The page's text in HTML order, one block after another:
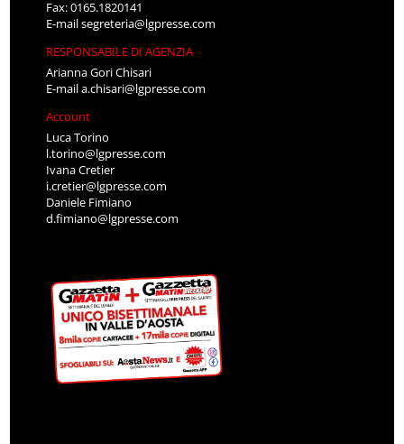
Fax: 0165.1820141
E-mailsegreteria@lgpresse.com
RESPONSABILE DI AGENZIA
Arianna Gori Chisari
E-maila.chisari@lgpresse.com
Account
Luca Torino
l.torino@lgpresse.com
Ivana Cretier
i.cretier@lgpresse.com
Daniele Fimiano
d.fimiano@lgpresse.com